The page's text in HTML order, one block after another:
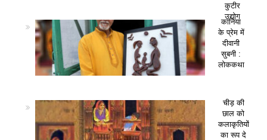
कुटीर
उद्योग
कानिया
के प्रेम में
दीवानी
सुबनी :
लोककथा
चीड़ की
छाल को
कलाकृतियों
का रूप दे